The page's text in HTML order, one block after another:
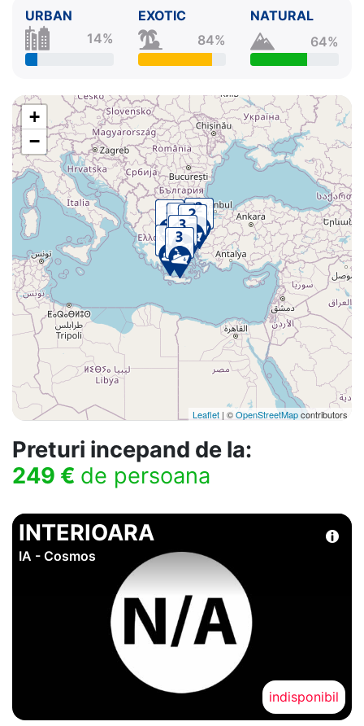
URBAN
14%
EXOTIC
84%
NATURAL
64%
+
−
Leaflet | ©OpenStreetMapcontributors
Preturi incepand de la:
249 € de persoana
INTERIOARA
IA - Cosmos
indisponibil